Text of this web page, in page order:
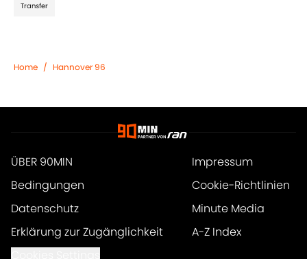
Transfer
Home / Hannover 96
ÜBER 90MIN
Impressum
Bedingungen
Cookie-Richtlinien
Datenschutz
Minute Media
Erklärung zur Zugänglichkeit
A-Z Index